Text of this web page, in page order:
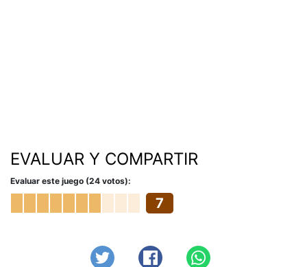
EVALUAR Y COMPARTIR
Evaluar este juego (24 votos):
7